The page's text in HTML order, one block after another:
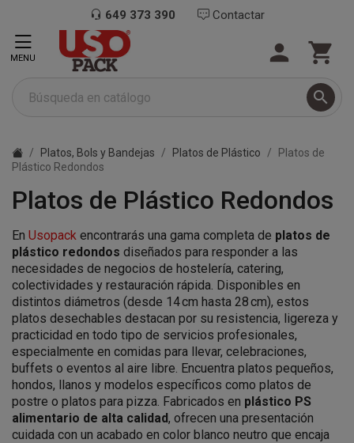
649 373 390 Contactar

 
MENU
Platos, Bols y Bandejas Platos de Plástico
Platos de
Plástico Redondos
Platos de Plástico Redondos
En Usopack encontrarás una gama completa de platos de
plástico redondos diseñados para responder a las
necesidades de negocios de hostelería, catering,
colectividades y restauración rápida. Disponibles en
distintos diámetros (desde 14 cm hasta 28 cm), estos
platos desechables destacan por su resistencia, ligereza y
practicidad en todo tipo de servicios profesionales,
especialmente en comidas para llevar, celebraciones,
buffets o eventos al aire libre. Encuentra platos pequeños,
hondos, llanos y modelos específicos como platos de
postre o platos para pizza. Fabricados en plástico PS
alimentario de alta calidad, ofrecen una presentación
cuidada con un acabado en color blanco neutro que encaja